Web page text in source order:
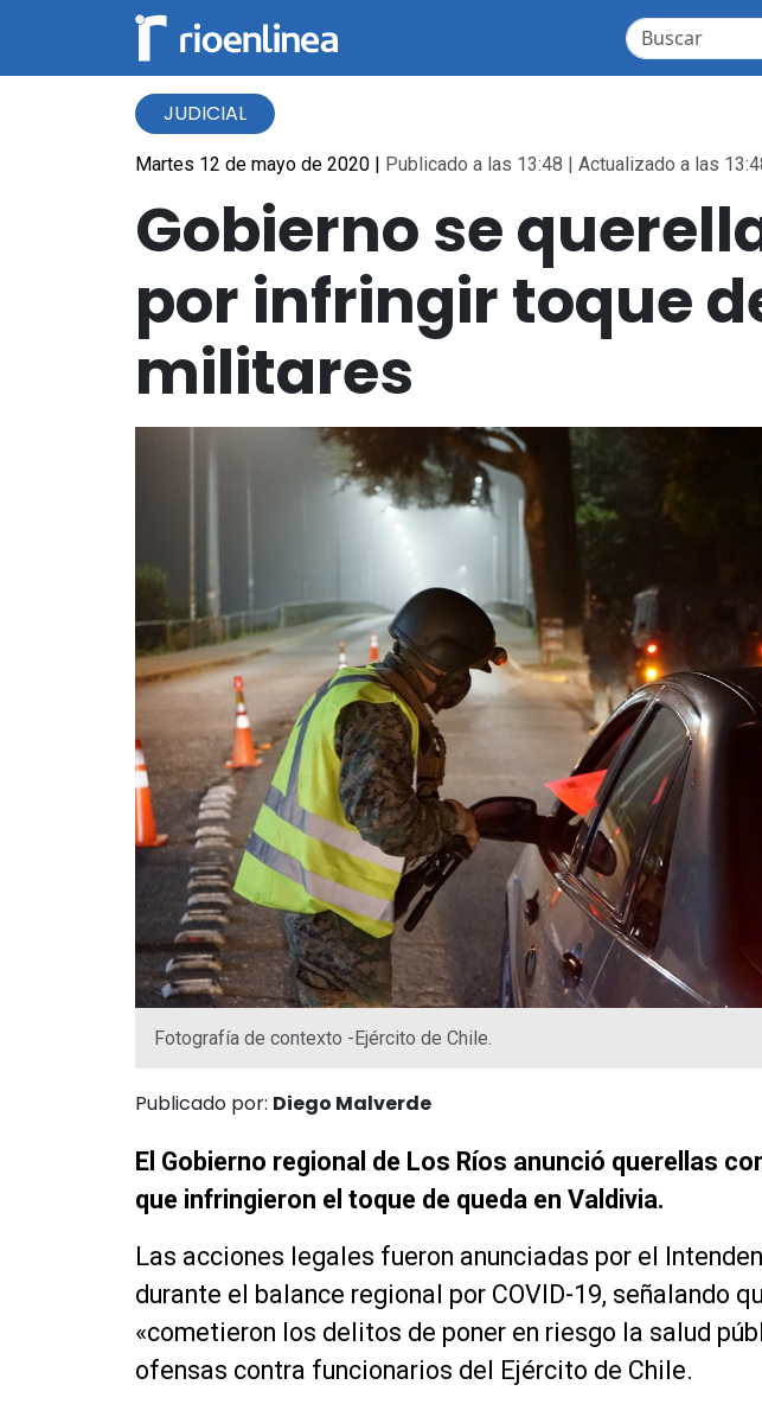
JUDICIAL
Martes 12 de mayo de 2020 | Publicado a las 13:48 | Actualizado a las
Gobierno se
por infringir toque
militares
Fotografía de contexto -Ejército de Chile.
Publicado por: Diego Malverde
El Gobierno regional de Los Ríos anunció querellas
que infringieron el toque de queda en Valdivia.
Las acciones legales fueron anunciadas por el
durante el balance regional por COVID-19, señalando
«cometieron los delitos de poner en riesgo la salud
ofensas contra funcionarios del Ejército de Chile.